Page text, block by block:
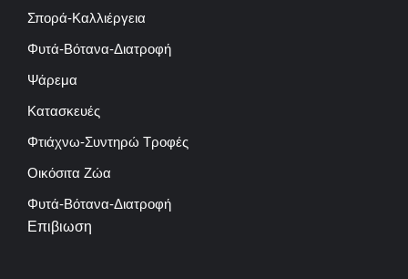
Σπορά-Καλλιέργεια
Φυτά-Βότανα-Διατροφή
Ψάρεμα
Κατασκευές
Φτιάχνω-Συντηρώ Τροφές
Οικόσιτα Ζώα
Φυτά-Βότανα-Διατροφή
Επιβιωση